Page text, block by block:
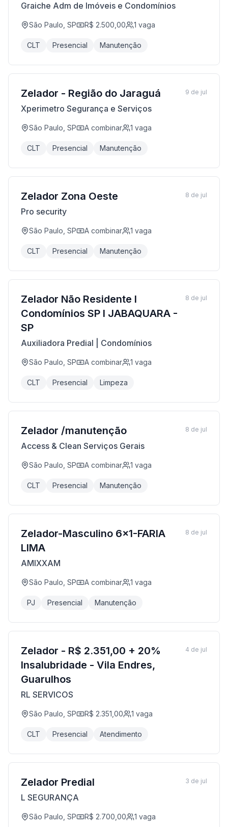
Graiche Adm de Imóveis e Condomínios
São Paulo, SP R$ 2.500,00 1 vaga
CLT Presencial Manutenção
Zelador - Região do Jaraguá
Xperimetro Segurança e Serviços
São Paulo, SP A combinar 1 vaga
CLT Presencial Manutenção
9 de jul
Zelador Zona Oeste
Pro security
São Paulo, SP A combinar 1 vaga
CLT Presencial Manutenção
8 de jul
Zelador Não Residente I
Condomínios SP I JABAQUARA -
SP
Auxiliadora Predial | Condomínios
São Paulo, SP A combinar 1 vaga
CLT Presencial Limpeza
8 de jul
Zelador /manutenção
Access & Clean Serviços Gerais
São Paulo, SP A combinar 1 vaga
CLT Presencial Manutenção
8 de jul
Zelador-Masculino 6x1-FARIA
LIMA
AMIXXAM
São Paulo, SP A combinar 1 vaga
PJ Presencial Manutenção
8 de jul
Zelador - R$ 2.351,00 + 20%
Insalubridade - Vila Endres,
Guarulhos
RL SERVICOS
São Paulo, SP R$ 2.351,00 1 vaga
CLT Presencial Atendimento
4 de jul
Zelador Predial
L SEGURANÇA
São Paulo, SP R$ 2.700,00 1 vaga
3 de jul